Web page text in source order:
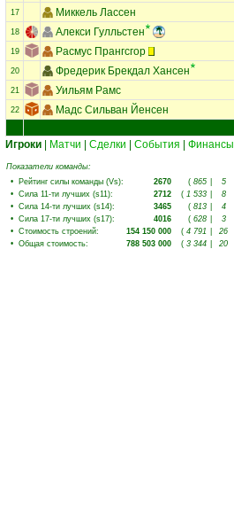
17 Миккель Лассен
18 Алекси Гулльстен
19 Расмус Прангсгор
20 Фредерик Брекдал Хансен
21 Уильям Рамс
22 Мадс Сильван Йенсен
Игроки Матчи Сделки События Финансы
Показатели команды:
• Рейтинг силы команды (Vs): 2670 ( 865 5
• Сила 11-ти лучших (s11): 2712 ( 1 533 8
• Сила 14-ти лучших (s14): 3465 ( 813 4
• Сила 17-ти лучших (s17): 4016 ( 628 3
• Стоимость строений: 154 150 000 ( 4 791 26
• Общая стоимость: 788 503 000 ( 3 344 20